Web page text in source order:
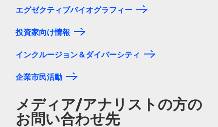
エグゼクティブバイオグラフィー
投資家向け情報
インクルージョン＆ダイバーシティ
企業市民活動
メディア/アナリストの方の
お問い合わせ先